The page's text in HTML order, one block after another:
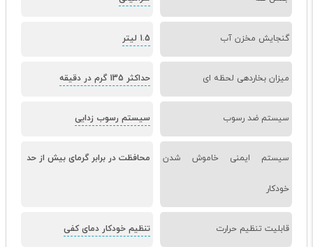
گنجایش مخزن آب 1.5 لیتر
میزان بخاردهی لحظه ای حداکثر 135 گرم در دقیقه
سیستم ضد رسوب سیستم رسوب زدایی
سیستم ایمنی خاموش شدن
خودکار
محافظت در برابر گرمای بیش از حد
قابلیت تنظیم حرارت تنظیم خودکار دمای کفی